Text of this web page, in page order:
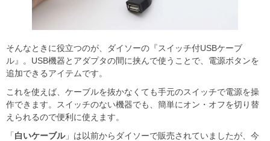
そんなときに役立つのが、ダイソーの『スイッチ付USBケーブ
ル』。USB機器とアダプタの間に挟んで使うことで、電源ボタンを
追加できるアイテムです。
これを使えば、ケーブルを抜かなくても手元のスイッチで電源を操
作できます。スイッチのない機器でも、簡単にオン・オフを切り替
えられるので便利に使えます。
「白いケーブル」は以前からダイソーで販売されていましたが、今